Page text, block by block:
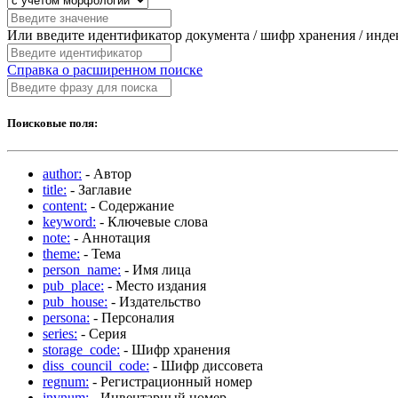
Или введите идентификатор документа / шифр хранения /
Справка о расширенном поиске
Поисковые поля:
author: - Автор
title: - Заглавие
content: - Содержание
keyword: - Ключевые слова
note: - Аннотация
theme: - Тема
person_name: - Имя лица
pub_place: - Место издания
pub_house: - Издательство
persona: - Персоналия
series: - Серия
storage_code: - Шифр хранения
diss_council_code: - Шифр диссовета
regnum: - Регистрационный номер